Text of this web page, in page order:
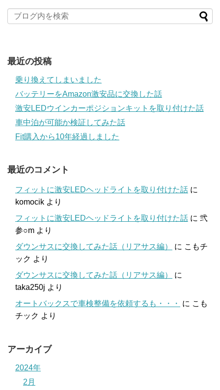
最近の投稿
乗り換えてしまいました
バッテリーをAmazon激安品に交換した話
激安LEDウインカーポジションキットを取り付けた話
車中泊が可能か検証してみた話
Fit購入から10年経過しました
最近のコメント
フィットに激安LEDヘッドライトを取り付けた話 に
komocik より
フィットに激安LEDヘッドライトを取り付けた話 に 弐
参○m より
ダウンサスに交換してみた話（リアサス編）
に こもチ
ック より
ダウンサスに交換してみた話（リアサス編）
に
taka250j より
オートバックスで車検整備を依頼するも・・・
に こも
チック より
アーカイブ
2024年
2月